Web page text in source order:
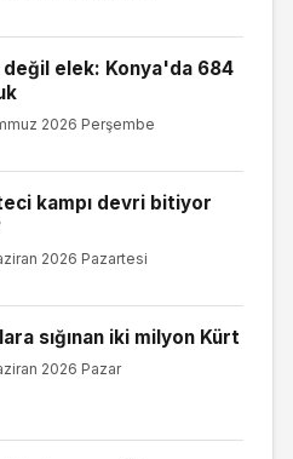
değil elek: Konya'da 684
2026 Perşembe
kampı devri bitiyor
2026 Pazartesi
sığınan iki milyon Kürt
2026 Pazar